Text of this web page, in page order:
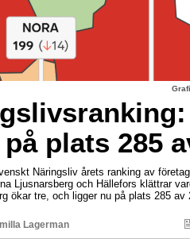
plats 285
Näringsliv årets ranking av
Ljusnarsberg och Hällefors klättrar
ökar tre, och ligger nu på plats 285 av
Lagerman